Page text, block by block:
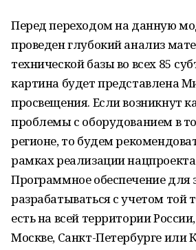
Перед переходом на данную
проведен глубокий анализ
технической базы во всех 85
картина будет представлена
просвещения. Если возникнут
проблемы с оборудованием в
регионе, то будем
рамках реализации
Программное обеспечение для
разрабатываться с учетом той
есть на всей территории
Москве, Санкт-Петербурге или